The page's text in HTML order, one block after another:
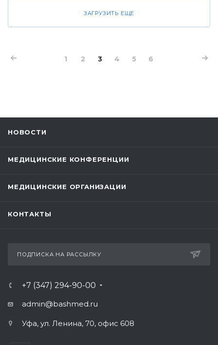
ЗАГРУЗИТЬ ЕЩЕ
1 2 3 4 5 6
НОВОСТИ
МЕДИЦИНСКИЕ КОНФЕРЕНЦИИ
МЕДИЦИНСКИЕ ОРГАНИЗАЦИИ
КОНТАКТЫ
ПОДПИСКА НА РАССЫЛКУ
+7 (347) 294-90-00
admin@bashmed.ru
Уфа, ул. Ленина, 70, офис 608